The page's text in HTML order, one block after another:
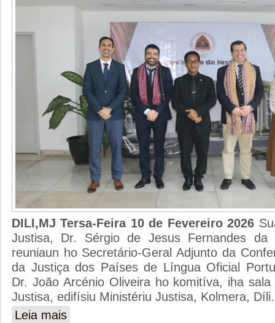
DILI,MJ Tersa-Feira 10 de Fevereiro 2026
Justisa, Dr. Sérgio de Jesus Fernandes da
reuniaun ho Secretário-Geral Adjunto da
da Justiça dos Países de Língua Oficial
Dr. João Arcénio Oliveira ho komitíva, iha
Justisa, edifísiu Ministériu Justisa, Kolmera, Díli.
Leia mais